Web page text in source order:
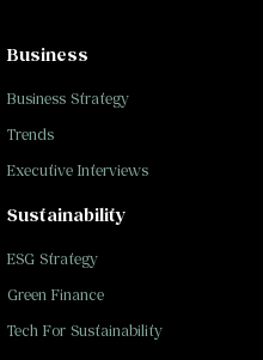
Business
Business Strategy
Trends
Executive Interviews
Sustainability
ESG Strategy
Green Finance
Tech For Sustainability